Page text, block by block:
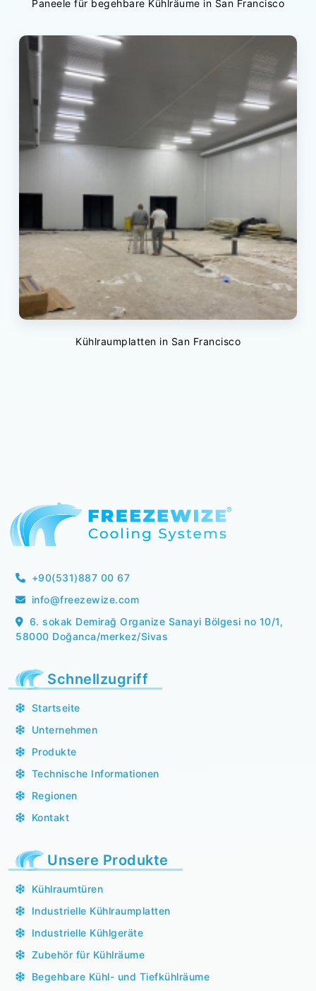
Paneele für begehbare Kühlräume in San Francisco
Kühlraumplatten in San Francisco
+90(531)887 00 67
info@freezewize.com
6. sokak Demirağ Organize Sanayi Bölgesi no 10/1,
58000 Doğanca/merkez/Sivas
Schnellzugriff
Startseite
Unternehmen
Produkte
Technische Informationen
Regionen
Kontakt
Unsere Produkte
Kühlraumtüren
Industrielle Kühlraumplatten
Industrielle Kühlgeräte
Zubehör für Kühlräume
Begehbare Kühl- und Tiefkühlräume